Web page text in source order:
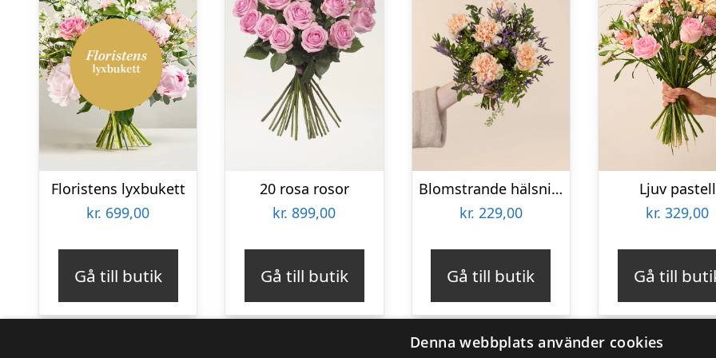
Floristens lyxbukett
kr. 699,00
Gå till butik
20 rosa rosor
kr. 899,00
Gå till butik
Blomstrande hälsning
kr. 229,00
Gå till butik
Ljuv pastell
kr. 329,00
Gå till
Denna webbplats använder cookies